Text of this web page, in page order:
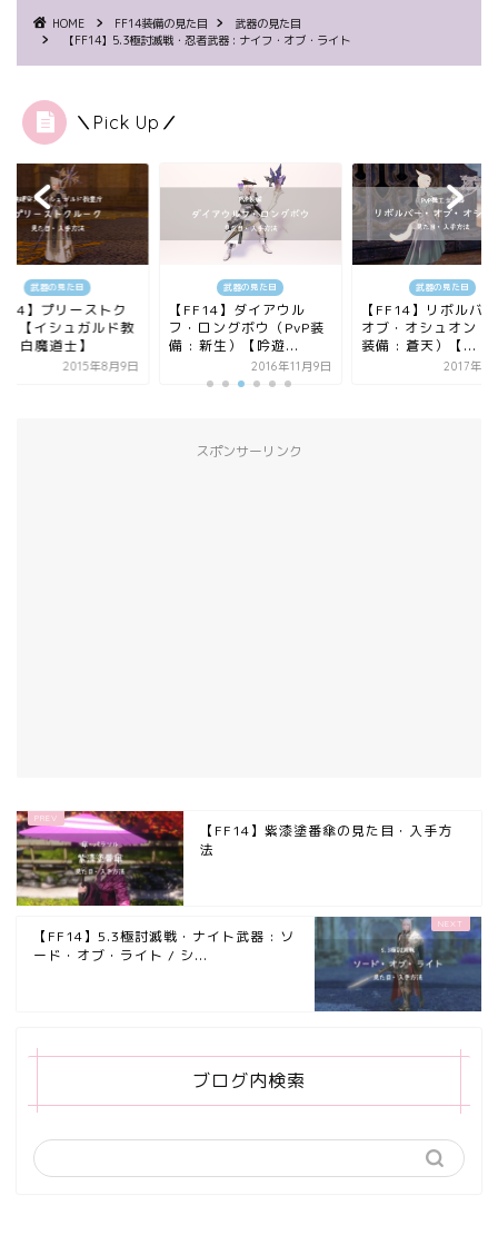
HOME FF14装備の見た目
武器の見た目
【FF14】5.3極討滅戦・忍者武器 : ナイフ・オブ・ライト
＼Pick Up／
武器の見た目
】プリーストク
ク【イシュガルド教
: 白魔道士】
2015年8月9日
武器の見た目
【FF14】ダイアウル
フ・ロングボウ（PvP装
備 : 新生）【吟遊...
2016年11月9日
武器の見た目
【FF14】リボルバ
オブ・オシュオン（
装備 : 蒼天）【...
2017年1
スポンサーリンク
【FF14】紫漆塗番傘の見た目・入手方
法
【FF14】5.3極討滅戦・ナイト武器 : ソ
ード・オブ・ライト / シ...
ブログ内検索